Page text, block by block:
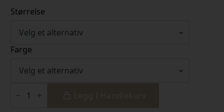
Størrelse
Farge
Ruched